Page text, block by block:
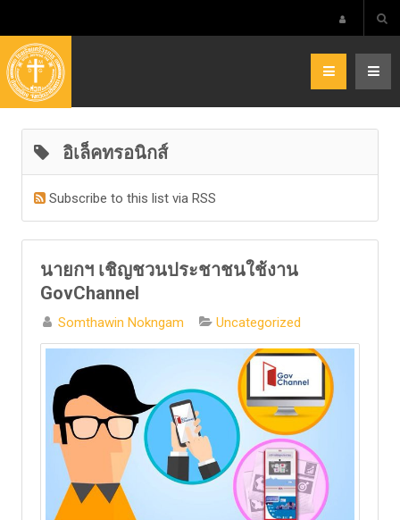
อิเล็คทรอนิกส์
Subscribe to this list via RSS
นายกฯ เชิญชวนประชาชนใช้งาน
GovChannel
Somthawin Nokngam Uncategorized